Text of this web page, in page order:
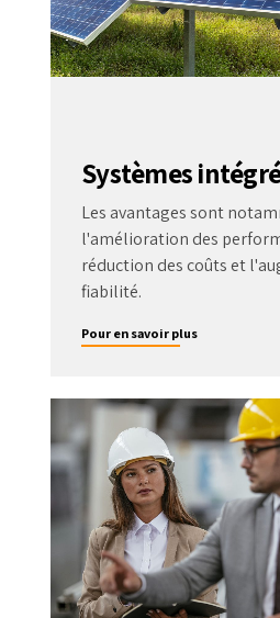
Systèmes
Les avantages sont
l'amélioration des
réduction des coûts et
fiabilité.
Pour en savoir plus